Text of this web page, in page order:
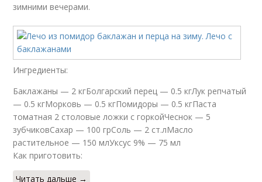
зимними вечерами.
Ингредиенты:
Баклажаны — 2 кгБолгарский перец — 0.5 кгЛук репчатый
— 0.5 кгМорковь — 0.5 кгПомидоры — 0.5 кгПаста
томатная 2 столовые ложки с горкойЧеснок — 5
зубчиковСахар — 100 грСоль — 2 ст.лМасло
растительное — 150 млУксус 9% — 75 мл
Как приготовить:
Читать дальше →